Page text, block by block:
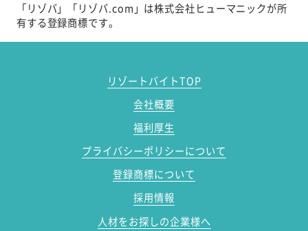
「リゾバ」「リゾバ.com」は株式会社ヒューマニックが所
有する登録商標です。
リゾートバイトTOP
会社概要
福利厚生
プライバシーポリシーについて
登録商標について
採用情報
人材をお探しの企業様へ